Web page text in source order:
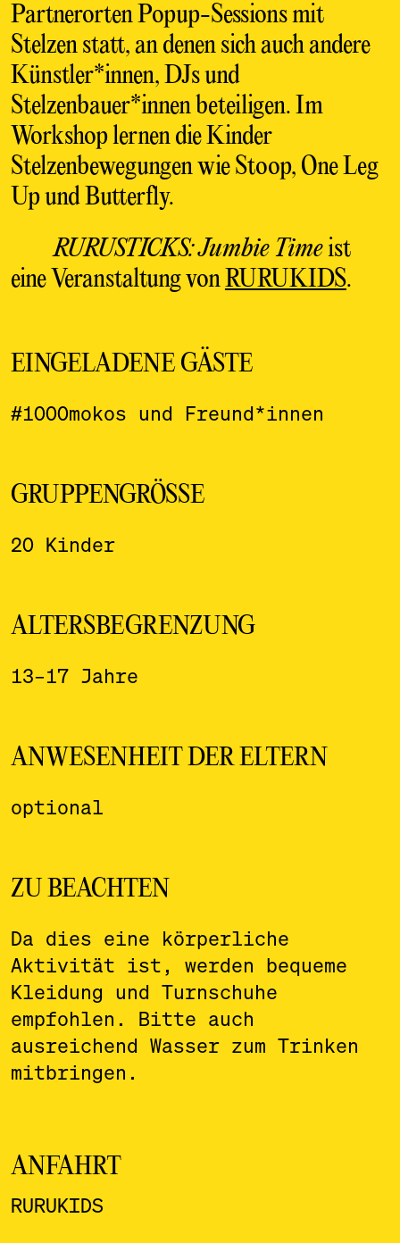
Partnerorten Popup-Sessions mit
Stelzen statt, an denen sich auch andere
Künstler*innen, DJs und
Stelzenbauer*innen beteiligen. Im
Workshop lernen die Kinder
Stelzenbewegungen wie Stoop, One Leg
Up und Butterfly.
RURUSTICKS: Jumbie Timeist
eine Veranstaltung vonRURUKIDS.
EINGELADENE GÄSTE
#1000mokos und Freund*innen
GRUPPENGRÖSSE
20 Kinder
ALTERSBEGRENZUNG
13–17 Jahre
ANWESENHEIT DER ELTERN
optional
ZU BEACHTEN
Da dies eine körperliche
Aktivität ist, werden bequeme
Kleidung und Turnschuhe
empfohlen. Bitte auch
ausreichend Wasser zum Trinken
mitbringen.
ANFAHRT
RURUKIDS